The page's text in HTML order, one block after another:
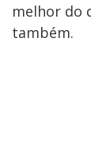
melhor do
também.